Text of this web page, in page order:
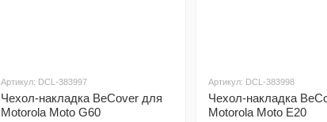
Артикул: DCL-383997
Чехол-накладка BeCover для
Motorola Moto G60
Артикул: DCL-383998
Чехол-накладка
Motorola Moto E20